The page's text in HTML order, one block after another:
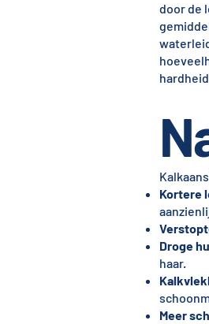
door de
Kortere
Droge
haar.
Meer